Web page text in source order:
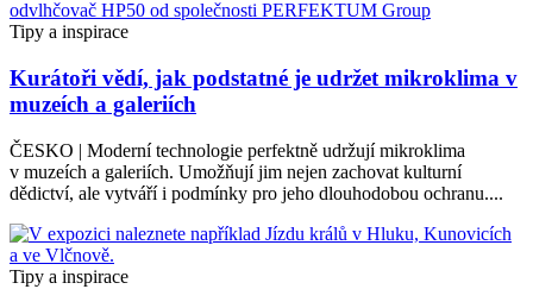
Tipy a inspirace
Kurátoři vědí, jak podstatné je udržet mikroklima v
muzeích a galeriích
ČESKO | Moderní technologie perfektně udržují mikroklima
v muzeích a galeriích. Umožňují jim nejen zachovat kulturní
dědictví, ale vytváří i podmínky pro jeho dlouhodobou ochranu....
Tipy a inspirace